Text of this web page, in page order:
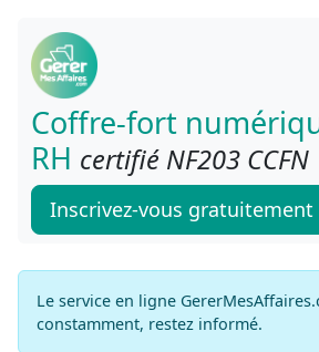
Coffre-fort
RH certifié NF203 CCFN
Inscrivez-vous gratuitement
Le service en ligne
constamment, restez informé.